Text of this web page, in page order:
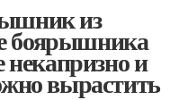
из
боярышника
некапризно и
вырастить